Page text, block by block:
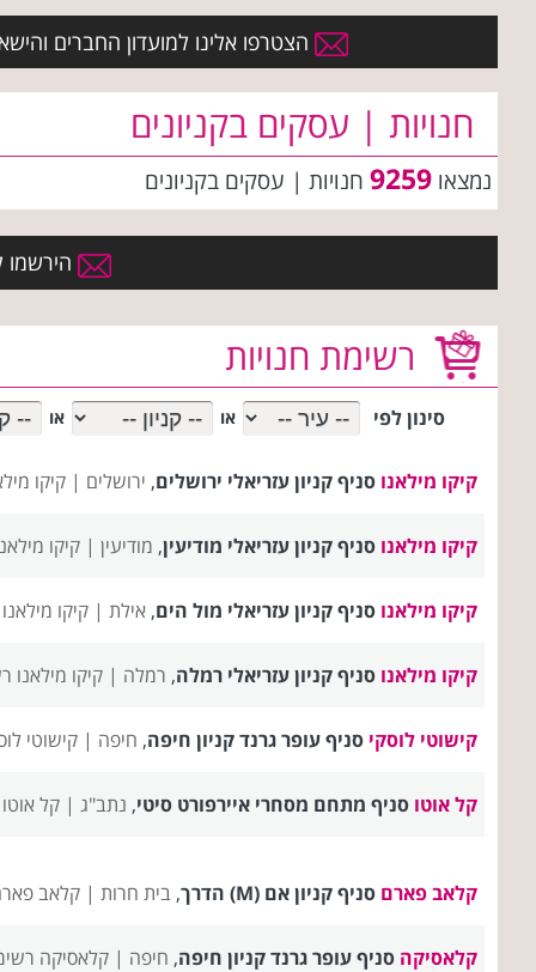
הצטרפו אלינו למועדון החברים
חנויות | עסקים בקניונים
נמצאו 9259 חנויות | עסקים בקניונים
הירשמו
רשימת חנויות
סינון לפי או או
קיקו מילאנו סניף קניון עזריאלי ירושלים, ירושלים |קיקו
קיקו מילאנו סניף קניון עזריאלי מודיעין, מודיעין |קיקו
קיקו מילאנו סניף קניון עזריאלי מול הים,אילת |קיקו
קיקו מילאנו סניף קניון עזריאלי רמלה, רמלה |קיקו מילאנו
קישוטי לוסקי סניף עופר גרנד קניון חיפה, חיפה |קישוטי
קל אוטו סניף מתחם מסחרי איירפורט סיטי, נתב"ג |קל
קלאב פארם סניף קניון אם (M) הדרך ,בית חרות |קלאב
קלאסיקה סניף עופר גרנד קניון חיפה, חיפה |קלאסיקה